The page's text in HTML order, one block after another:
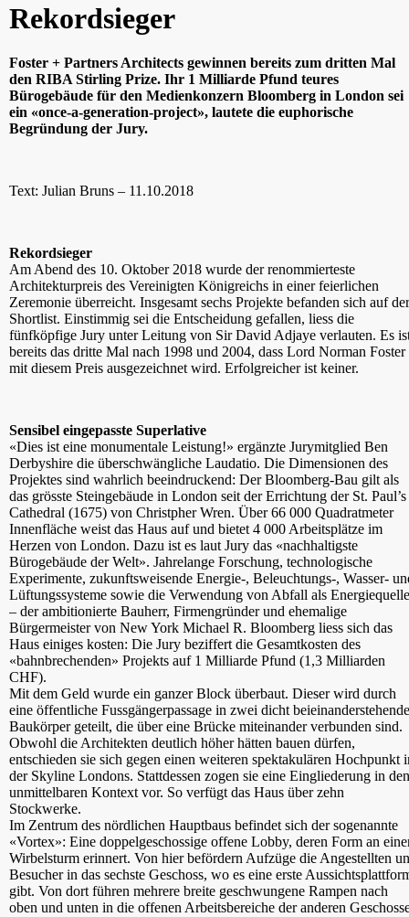
Rekordsieger
Foster + Partners Architects gewinnen bereits zum dritten Mal
den RIBA Stirling Prize. Ihr 1 Milliarde Pfund teures
Bürogebäude für den Medienkonzern Bloomberg in London sei
ein «once-a-generation-project», lautete die euphorische
Begründung der Jury.
Text: Julian Bruns – 11.10.2018
Rekordsieger
Am Abend des 10. Oktober 2018 wurde der renommierteste
Architekturpreis des Vereinigten Königreichs in einer feierlichen
Zeremonie überreicht. Insgesamt sechs Projekte befanden sich auf der
Shortlist. Einstimmig sei die Entscheidung gefallen, liess die
fünfköpfige Jury unter Leitung von Sir David Adjaye verlauten. Es
bereits das dritte Mal nach 1998 und 2004, dass Lord Norman Foster
mit diesem Preis ausgezeichnet wird. Erfolgreicher ist keiner.
Sensibel eingepasste Superlative
«Dies ist eine monumentale Leistung!» ergänzte Jurymitglied Ben
Derbyshire die überschwängliche Laudatio. Die Dimensionen des
Projektes sind wahrlich beeindruckend: Der Bloomberg-Bau gilt als
das grösste Steingebäude in London seit der Errichtung der St. Paul’s
Cathedral (1675) von Christpher Wren. Über 66 000 Quadratmeter
Innenfläche weist das Haus auf und bietet 4 000 Arbeitsplätze im
Herzen von London. Dazu ist es laut Jury das «nachhaltigste
Bürogebäude der Welt». Jahrelange Forschung, technologische
Experimente, zukunftsweisende Energie-, Beleuchtungs-, Wasser-
Lüftungssysteme sowie die Verwendung von Abfall als Energiequelle
– der ambitionierte Bauherr, Firmengründer und ehemalige
Bürgermeister von New York Michael R. Bloomberg liess sich das
Haus einiges kosten: Die Jury beziffert die Gesamtkosten des
«bahnbrechenden» Projekts auf 1 Milliarde Pfund (1,3 Milliarden
CHF).
Mit dem Geld wurde ein ganzer Block überbaut. Dieser wird durch
eine öffentliche Fussgängerpassage in zwei dicht beieinanderstehende
Baukörper geteilt, die über eine Brücke miteinander verbunden sind.
Obwohl die Architekten deutlich höher hätten bauen dürfen,
entschieden sie sich gegen einen weiteren spektakulären Hochpunkt
der Skyline Londons. Stattdessen zogen sie eine Eingliederung in den
unmittelbaren Kontext vor. So verfügt das Haus über zehn
Stockwerke.
Im Zentrum des nördlichen Hauptbaus befindet sich der sogenannte
«Vortex»: Eine doppelgeschossige offene Lobby, deren Form an
Wirbelsturm erinnert. Von hier befördern Aufzüge die Angestellten
Besucher in das sechste Geschoss, wo es eine erste
gibt. Von dort führen mehrere breite geschwungene Rampen nach
oben und unten in die offenen Arbeitsbereiche der anderen